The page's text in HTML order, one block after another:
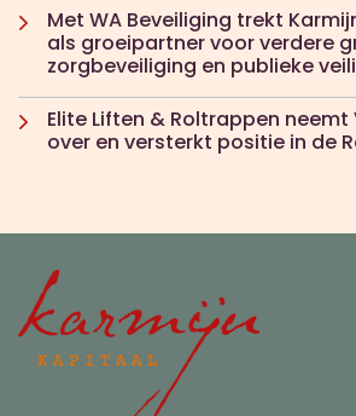
Met WA Beveiliging trekt
als groeipartner voor verdere
zorgbeveiliging en publieke
Elite Liften & Roltrappen neemt
over en versterkt positie in de